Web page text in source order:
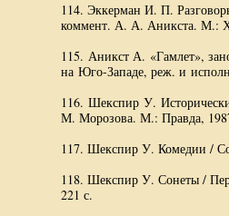
114. ЭккерманИ. П.
коммент. А. А. Аникста. М.:
115. Аникст А. «Гамлет»,
на Юго-Западе, реж. и
116. Шекспир У.
М. Морозова. М.: Правда,
117. Шекспир У. Комедии /
118. Шекспир У. Сонеты /
221 с.